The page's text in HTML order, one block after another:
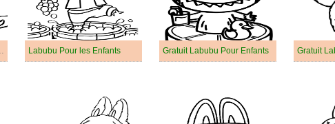
les Enfants Labubu Pour les Enfants Gratuit Labubu Pour Enfants Gratuit